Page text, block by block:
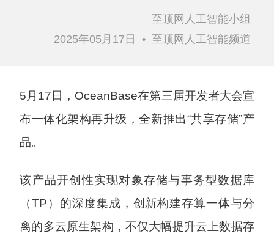
至顶网人工智能小组
2025年05月17日
• 至顶网人工智能频道
5月17日，OceanBase在第三届开发者大会宣
布一体化架构再升级，全新推出“共享存储”产
品。
该产品开创性实现对象存储与事务型数据库
（TP）的深度集成，创新构建存算一体与分
离的多云原生架构，不仅大幅提升云上数据存